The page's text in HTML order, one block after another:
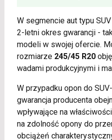
W segmencie aut typu
2-letni okres gwarancji -
modeli w swojej ofercie.
rozmiarze 245/45 R20
wadami produkcyjnymi i
W przypadku opon do
gwarancja producenta
wpływające na
na zdolność opony do
obciążeń